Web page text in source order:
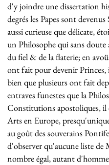
d'y joindre une dissertation
degrés les Papes sont
aussi curieuse que délicate,
un Philosophe qui sans
du fiel & de la flaterie; en
ont fait pour devenir Princes,
bien que plusieurs ont fait
entraves funestes que la
Constitutions apostoliques, il
Arts en Europe,
au goût des souverains
d'observer qu'aucune liste de
nombre égal, autant